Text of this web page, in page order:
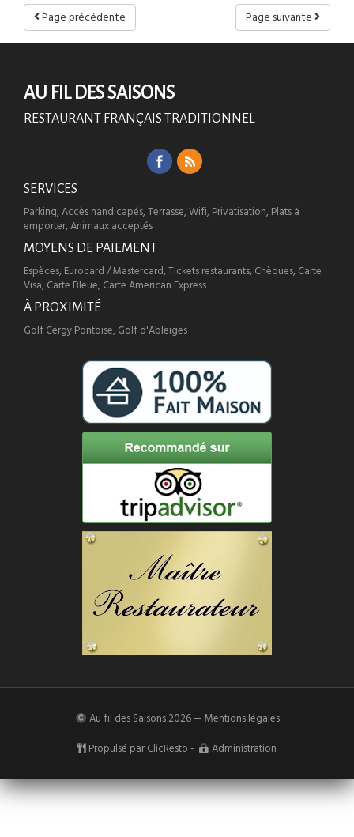
Page suivante
Page précédente
AU FIL DES SAISONS
RESTAURANT FRANÇAIS TRADITIONNEL
SERVICES
Parking, Accès handicapés, Terrasse, Wifi, Privatisation, Plats à
emporter, Animaux acceptés
MOYENS DE PAIEMENT
Espèces, Eurocard / Mastercard, Tickets restaurants, Chèques, Carte
Visa, Carte Bleue, Carte American Express
À PROXIMITÉ
Golf Cergy Pontoise, Golf d'Ableiges
Au fil des Saisons 2026 —Mentions légales
Propulsé par ClicResto - Administration